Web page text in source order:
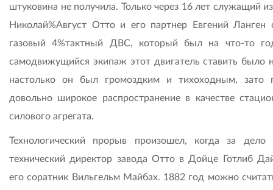
штуковина не получила. Только через 16 лет служащий
Николай%Август Отто и его партнер Евгений Ланген
газовый 4%тактный ДВС, который был на что-то
самодвижущийся экипаж этот двигатель ставить было
настолько он был громоздким и тихоходным, зато
довольно широкое распространение в качестве
силового агрегата.
Технологический прорыв произошел, когда за дело
технический директор завода Отто в Дойце Готлиб
его соратник Вильгельм Майбах. 1882 год можно